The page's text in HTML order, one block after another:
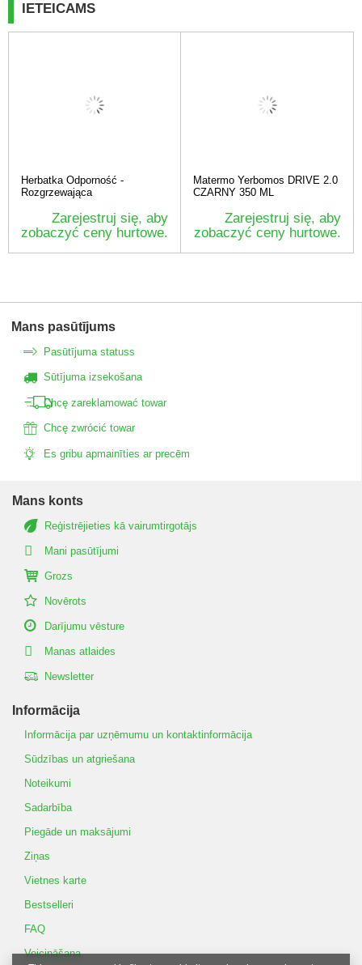
IETEICAMS
Herbatka Odporność -
Rozgrzewająca
Zarejestruj się, aby
zobaczyć ceny hurtowe.
Matermo Yerbomos DRIVE 2.0
CZARNY 350 ML
Zarejestruj się, aby
zobaczyć ceny hurtowe.
Mans pasūtījums
Pasūtījuma statuss
Sūtījuma izsekošana
Chcę zareklamować towar
Chcę zwrócić towar
Es gribu apmainīties ar precēm
Mans konts
Reģistrējieties kā vairumtirgotājs
Mani pasūtījumi
Grozs
Novērots
Darījumu vēsture
Manas atlaides
Newsletter
Informācija
Informācija par uzņēmumu un kontaktinformācija
Sūdzības un atgriešana
Noteikumi
Sadarbība
Piegāde un maksājumi
Ziņas
Vietnes karte
Bestselleri
FAQ
Veicināšana